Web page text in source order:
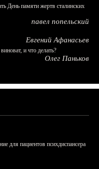
День памяти жертв сталинских
павел попельский
Евгений Афанасьев
и что делать?
Олег Паньков
для пациентов психдиспансера